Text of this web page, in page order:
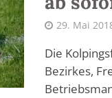
29. Mai
Die
Bezirkes,